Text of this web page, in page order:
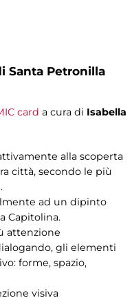
Santa Petronilla
card a cura di Isabella
alla scoperta
città, secondo le più
ad un dipinto
Capitolina.
attenzione
gli elementi
forme, spazio,
visiva